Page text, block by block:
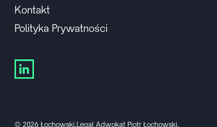
Kontakt
Polityka Prywatności
© 2026 Łochowski.Legal Adwokat Piotr Łochowski.